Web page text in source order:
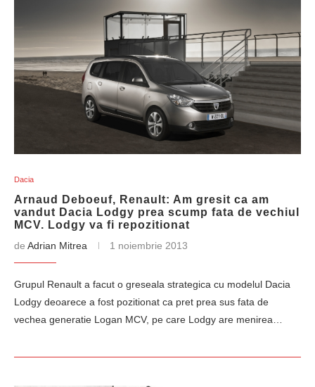
Dacia
Arnaud Deboeuf, Renault: Am gresit ca am
vandut Dacia Lodgy prea scump fata de vechiul
MCV. Lodgy va fi repozitionat
de Adrian Mitrea 1 noiembrie 2013
Grupul Renault a facut o greseala strategica cu modelul Dacia
Lodgy deoarece a fost pozitionat ca pret prea sus fata de
vechea generatie Logan MCV, pe care Lodgy are menirea…